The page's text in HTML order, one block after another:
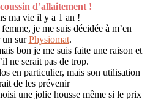
d’allaitement !
ma vie il y a 1 an !
je me suis décidée à m’en
un surPhysiomat.
bon je me suis faite une raison et
ne serait pas de trop.
en particulier, mais son utilisation
de les prévenir
une jolie housse même si le prix